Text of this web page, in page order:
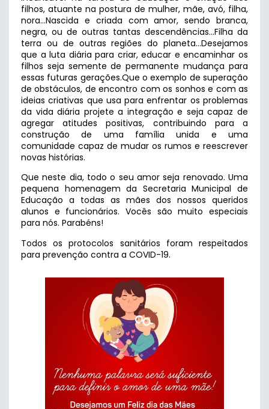
filhos, atuante na postura de mulher, mãe, avó, filha,
nora…Nascida e criada com amor, sendo branca,
negra, ou de outras tantas descendências…Filha da
terra ou de outras regiões do planeta…Desejamos
que a luta diária para criar, educar e encaminhar os
filhos seja semente de permanente mudança para
essas futuras gerações.Que o exemplo de superação
de obstáculos, de encontro com os sonhos e com as
ideias criativas que usa para enfrentar os problemas
da vida diária projete a integração e seja capaz de
agregar atitudes positivas, contribuindo para a
construção de uma família unida e uma
comunidade capaz de mudar os rumos e reescrever
novas histórias.
Que neste dia, todo o seu amor seja renovado. Uma
pequena homenagem da Secretaria Municipal de
Educação a todas as mães dos nossos queridos
alunos e funcionários. Vocês são muito especiais
para nós. Parabéns!
Todos os protocolos sanitários foram respeitados
para prevenção contra a COVID-19.